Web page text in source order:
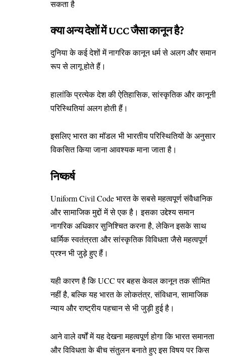
सकता है
क्या अन्य देशों में UCC जैसा कानून है?
दुनिया के कई देशों में नागरिक कानून धर्म से अलग और समान
रूप से लागू होते हैं।
हालांकि प्रत्येक देश की ऐतिहासिक, सांस्कृतिक और कानूनी
परिस्थितियां अलग होती हैं।
इसलिए भारत का मॉडल भी भारतीय परिस्थितियों के अनुसार
विकसित किया जाना आवश्यक माना जाता है।
निष्कर्ष
Uniform Civil Code भारत के सबसे महत्वपूर्ण संवैधानिक
और सामाजिक मुद्दों में से एक है। इसका उद्देश्य समान
नागरिक अधिकार सुनिश्चित करना है, लेकिन इसके साथ
धार्मिक स्वतंत्रता और सांस्कृतिक विविधता जैसे महत्वपूर्ण
प्रश्न भी जुड़े हुए हैं।
यही कारण है कि UCC पर बहस केवल कानून तक सीमित
नहीं है, बल्कि यह भारत के लोकतंत्र, संविधान, सामाजिक
न्याय और राष्ट्रीय पहचान से भी जुड़ी हुई है।
आने वाले वर्षों में यह देखना महत्वपूर्ण होगा कि भारत समानता
और विविधता के बीच संतुलन बनाते हुए इस विषय पर किस